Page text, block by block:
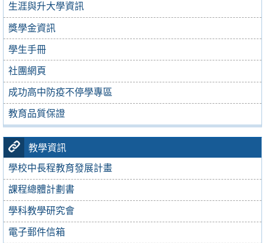
生涯與升大學資訊
獎學金資訊
學生手冊
社團網頁
成功高中防疫不停學專區
教育品質保證
教學資訊
學校中長程教育發展計畫
課程總體計劃書
學科教學研究會
電子郵件信箱